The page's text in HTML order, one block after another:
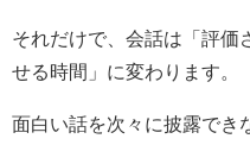
それだけで、会話は「評価
せる時間」に変わります。
面白い話を次々に披露でき